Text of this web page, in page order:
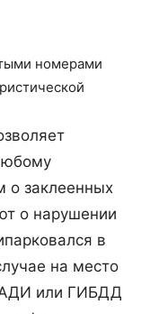
номерами
о заклеенных
о нарушении
в
на место
или ГИБДД